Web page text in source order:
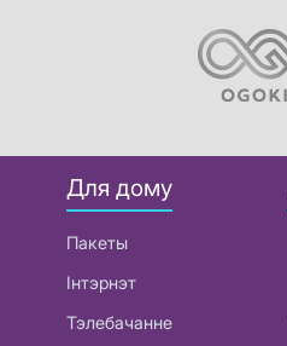
Для дому
Пакеты
Інтэрнэт
Тэлебачанне